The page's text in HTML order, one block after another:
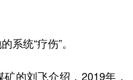
系统“疗伤”。
的刘飞介绍，2019年，